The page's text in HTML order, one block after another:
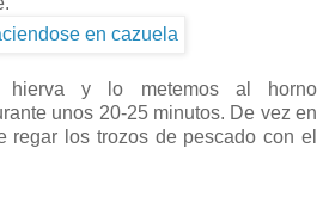
hierva y lo metemos al horno
unos 20-25 minutos. De vez en
regar los trozos de pescado con el